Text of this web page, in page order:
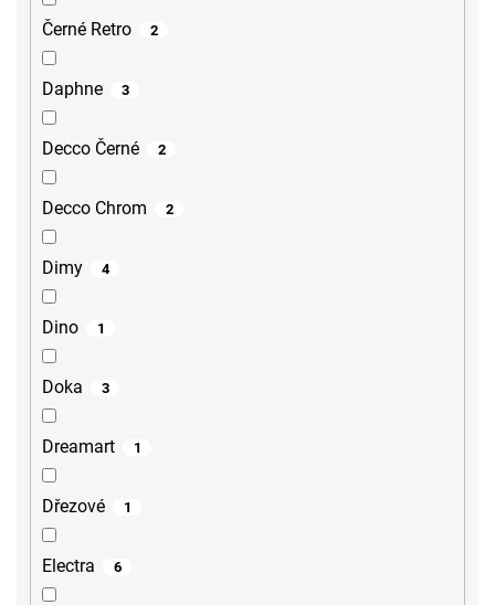
Černé Retro 2
Daphne 3
Decco Černé 2
Decco Chrom 2
Dimy 4
Dino 1
Doka 3
Dreamart 1
Dřezové 1
Electra 6